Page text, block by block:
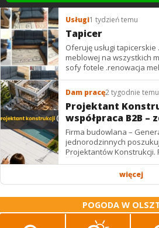
Usługi1 tydzień temu
Tapicer
Oferuję usługi
meblowej na wszystkich
Dam pracę2 tygodnie temu
Projektant
współpraca B2B –
Firma budowlana –
jednorodzinnych
Projektantów Konstrukcji. Forma współpracy: B2B /
podwykonawstwo – zdalnie.
więcej
POGODA W